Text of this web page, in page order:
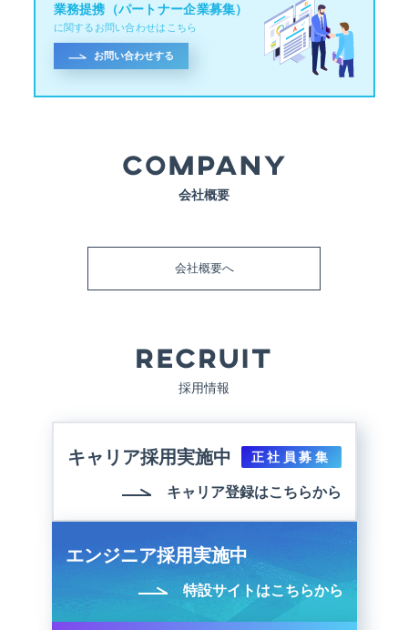
業務提携（パートナー企業募集）
に関するお問い合わせはこちら
お問い合わせする
会社概要
会社概要へ
採用情報
キャリア採用実施中 正社員募集
キャリア登録はこちらから
エンジニア採用実施中
特設サイトはこちらから